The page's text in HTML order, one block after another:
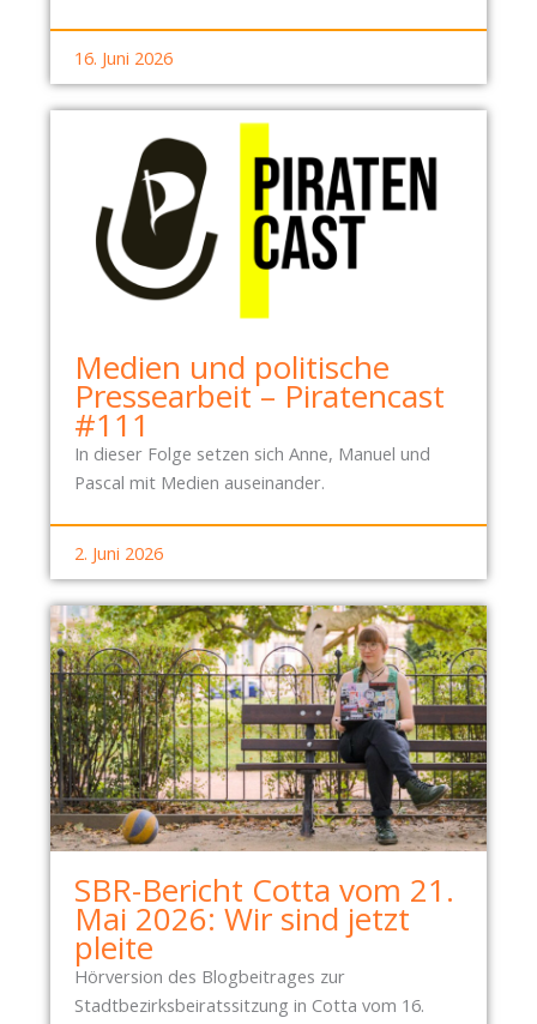
16. Juni 2026
Medien und politische
Pressearbeit – Piratencast
#111
In dieser Folge setzen sich Anne, Manuel und
Pascal mit Medien auseinander.
2. Juni 2026
SBR-Bericht Cotta vom 21.
Mai 2026: Wir sind jetzt
pleite
Hörversion des Blogbeitrages zur
Stadtbezirksbeiratssitzung in Cotta vom 16.